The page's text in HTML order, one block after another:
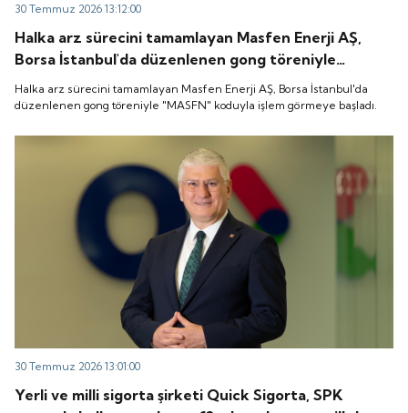
30 Temmuz 2026 13:12:00
Halka arz sürecini tamamlayan Masfen Enerji AŞ,
Borsa İstanbul'da düzenlenen gong töreniyle
"MASFN" koduyla işlem görmeye başladı.
Halka arz sürecini tamamlayan Masfen Enerji AŞ, Borsa İstanbul'da
düzenlenen gong töreniyle "MASFN" koduyla işlem görmeye başladı.
30 Temmuz 2026 13:01:00
Yerli ve milli sigorta şirketi Quick Sigorta, SPK